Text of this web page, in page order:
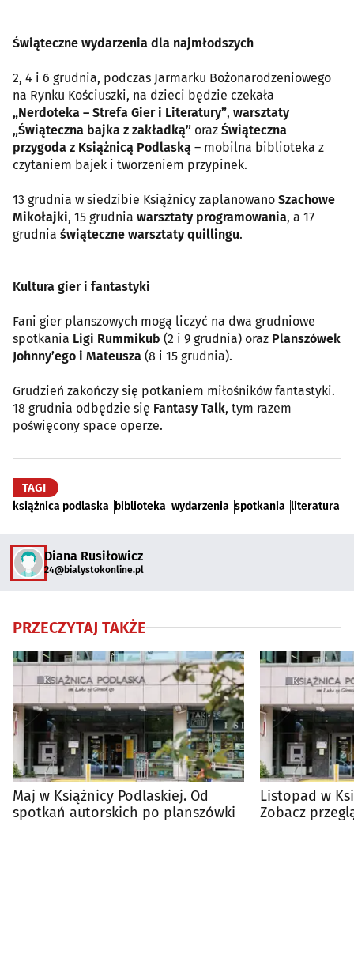
Świąteczne wydarzenia dla najmłodszych
2, 4 i 6 grudnia, podczas Jarmarku Bożonarodzeniowego
na Rynku Kościuszki, na dzieci będzie czekała
„Nerdoteka – Strefa Gier i Literatury”, warsztaty
„Świąteczna bajka z zakładką” oraz Świąteczna
przygoda z Książnicą Podlaską – mobilna biblioteka z
czytaniem bajek i tworzeniem przypinek.
13 grudnia w siedzibie Książnicy zaplanowano Szachowe
Mikołajki, 15 grudnia warsztaty programowania, a 17
grudnia świąteczne warsztaty quillingu.
Kultura gier i fantastyki
Fani gier planszowych mogą liczyć na dwa grudniowe
spotkania Ligi Rummikub (2 i 9 grudnia) oraz Planszówek
Johnny’ego i Mateusza (8 i 15 grudnia).
Grudzień zakończy się potkaniem miłośników fantastyki.
18 grudnia odbędzie się Fantasy Talk, tym razem
poświęcony space operze.
TAGI
książnica podlaska biblioteka wydarzenia spotkania literatura
Diana Rusiłowicz
24@bialystokonline.pl
PRZECZYTAJ TAKŻE
Maj w Książnicy Podlaskiej. Od
spotkań autorskich po planszówki
Listopad w
Zobacz